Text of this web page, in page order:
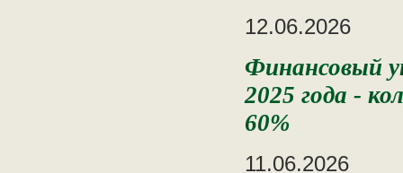
12.06.2026
Финансовый
2025 года -
60%
11.06.2026